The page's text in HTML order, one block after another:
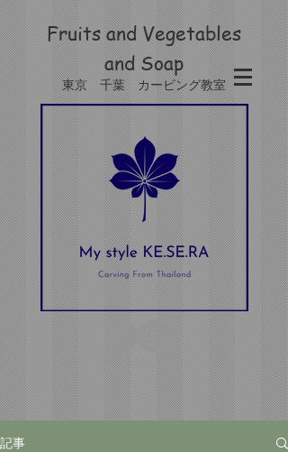
Fruits and Vegetables
andSoap
東京 千葉 カービング教室
記事